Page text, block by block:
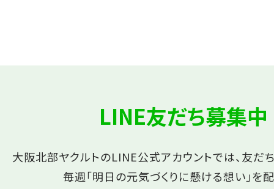
LINE友だち募集中
大阪北部ヤクルトのLINE公式アカウントでは、友だ
毎週「明日の元気づくりに懸ける想い」を